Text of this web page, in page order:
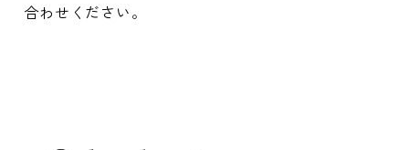
合わせください。